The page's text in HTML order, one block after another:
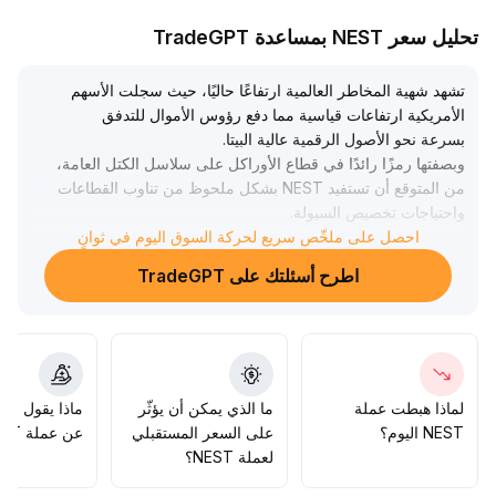
تحليل سعر NEST بمساعدة TradeGPT
تشهد شهية المخاطر العالمية ارتفاعًا حاليًا، حيث سجلت الأسهم
الأمريكية ارتفاعات قياسية مما دفع رؤوس الأموال للتدفق
بسرعة نحو الأصول الرقمية عالية البيتا.
وبصفتها رمزًا رائدًا في قطاع الأوراكل على سلاسل الكتل العامة،
من المتوقع أن تستفيد NEST بشكل ملحوظ من تناوب القطاعات
واحتياجات تخصيص السيولة
من المتوقع أن يكون هناك مجال لصعود السعر على المدى القصير
ليختبر أعلى مستوياته السابقة (النطاق المرجعي 0
0072-0
للاحتياطي الفيدرالي وتغيرات السيولة
وعلى المدى المتوسط إلى الطويل، يُوصى بمتابعة الأحداث
الماكروية بشكل ديناميكي، والحفاظ على مرونة توزيع المراكز
من أجل الحماية من ضغوط التصحيح الناتجة عن انعكاس
احصل على ملخّص سريع لحركة السوق اليوم في ثوانٍ
اطرح أسئلتك على TradeGPT
لماذا هبطت عملة
NEST اليوم؟
ما الذي يمكن أن يؤثّر
على السعر المستقبلي
لعملة NEST؟
ماذا يقول
عن عملة NEST؟